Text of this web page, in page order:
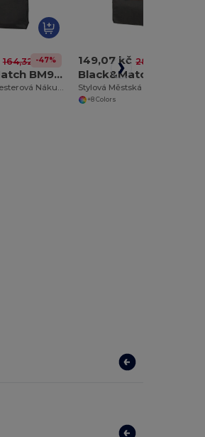
164,32 kč-47%
Black&Match BM900
Stylová Polyesterová Nákupní Taška s Magnetickým Uzávěrem
149,07 kč 280,80 kč
+8 Colors